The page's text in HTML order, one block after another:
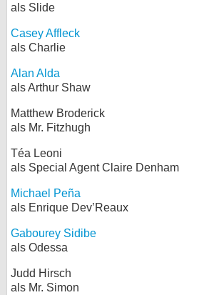
als Slide
Casey Affleck
als Charlie
Alan Alda
als Arthur Shaw
Matthew Broderick
als Mr. Fitzhugh
Téa Leoni
als Special Agent Claire Denham
Michael Peña
als Enrique Dev’Reaux
Gabourey Sidibe
als Odessa
Judd Hirsch
als Mr. Simon